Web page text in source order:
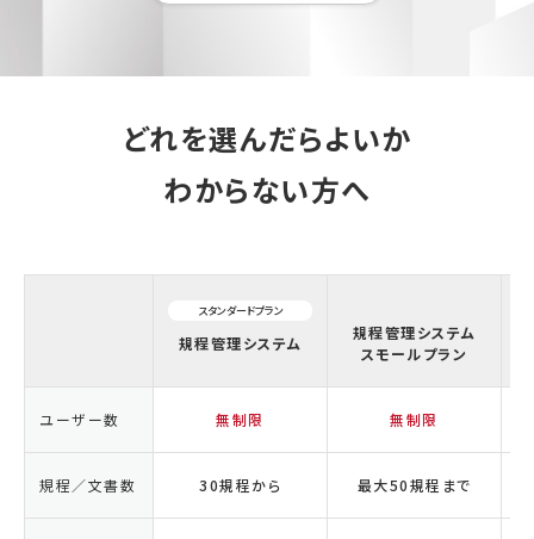
どれを選んだらよいか
わからない方へ
スタンダードプラン
規程管理システム
規程管理システム
スモールプラン
ユーザー数 無制限 無制限
規程／文書数 30規程から 最大50規程まで